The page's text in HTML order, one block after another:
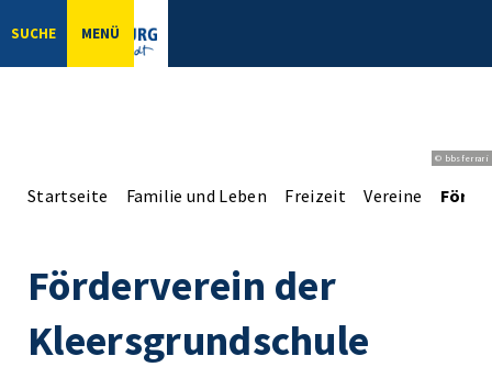
SUCHE MENÜ
© bbsferrari
Startseite Familie und Leben Freizeit Vereine
Förderverein der
Kleersgrundschule